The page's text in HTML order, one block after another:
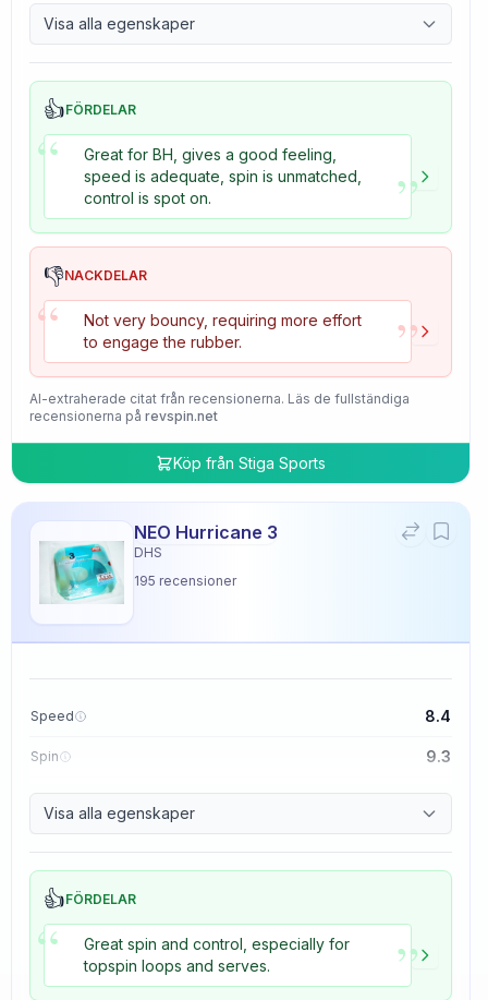
Control 9.1
Tackiness 3.3
Visa alla egenskaper
👍FÖRDELAR
“
Great for BH, gives a good feeling,
speed is adequate, spin is unmatched,
control is spot on.
”
👎NACKDELAR
“
Not very bouncy, requiring more effort
to engage the rubber.
”
AI-extraherade citat från recensionerna. Läs de fullständiga
recensionerna på revspin.net
Köp från Stiga Sports
NEO Hurricane 3
DHS
195 recensioner
Speed 8.4
Spin 9.3
Control 8.7
Tackiness 8.2
Visa alla egenskaper
👍FÖRDELAR
“
Great spin and control, especially for
topspin loops and serves.
”